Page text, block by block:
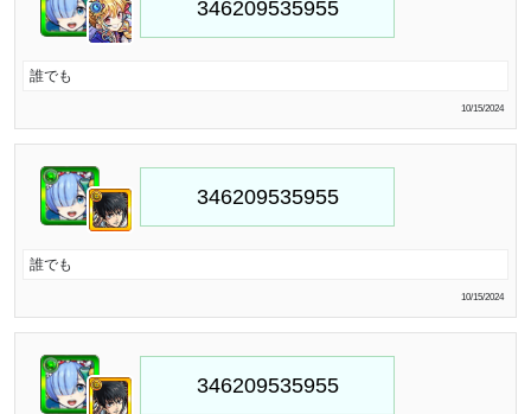
誰でも
10/15/2024
誰でも
10/15/2024